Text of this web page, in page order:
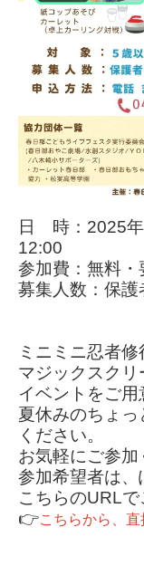
日 時：2025年
12:00
参加費：無料・
募集人数：保
ミニミニ忍者修
マジックスク
イベントをご用
夏休みのちょ
ください。
お気軽にご参加
参加希望者は
こちらのURLで
👉こちらから、直